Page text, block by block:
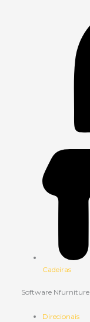
Cadeiras
Software Nfurniture
Direcionais